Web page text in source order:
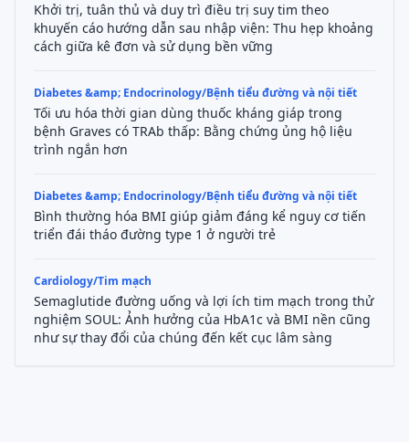
Khởi trị, tuân thủ và duy trì điều trị suy tim theo
khuyến cáo hướng dẫn sau nhập viện: Thu hẹp khoảng
cách giữa kê đơn và sử dụng bền vững
Diabetes &amp; Endocrinology/Bệnh tiểu đường và nội tiết
Tối ưu hóa thời gian dùng thuốc kháng giáp trong
bệnh Graves có TRAb thấp: Bằng chứng ủng hộ liệu
trình ngắn hơn
Diabetes &amp; Endocrinology/Bệnh tiểu đường và nội tiết
Bình thường hóa BMI giúp giảm đáng kể nguy cơ tiến
triển đái tháo đường type 1 ở người trẻ
Cardiology/Tim mạch
Semaglutide đường uống và lợi ích tim mạch trong thử
nghiệm SOUL: Ảnh hưởng của HbA1c và BMI nền cũng
như sự thay đổi của chúng đến kết cục lâm sàng